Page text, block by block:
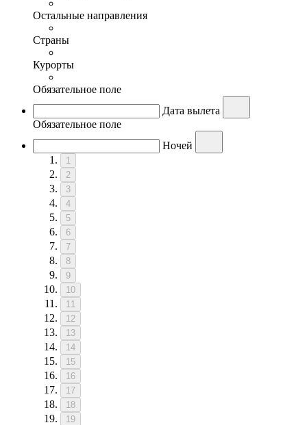
Остальные направления
Страны
Курорты
Обязательное поле
Дата вылета
Обязательное поле
Ночей
1
2
3
4
5
6
7
8
9
10
11
12
13
14
15
16
17
18
19